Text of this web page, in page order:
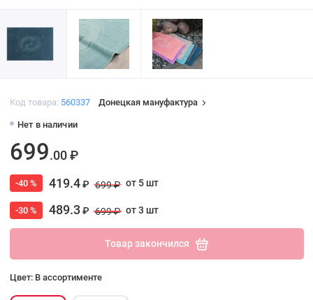
Код товара: 560337 Донецкая мануфактура
Нет в наличии
699.00 ₽
-40 % 419.4₽ 699 ₽ от 5 шт
-30 % 489.3₽ 699 ₽ от 3 шт
Товар закончился
Цвет: В ассортименте